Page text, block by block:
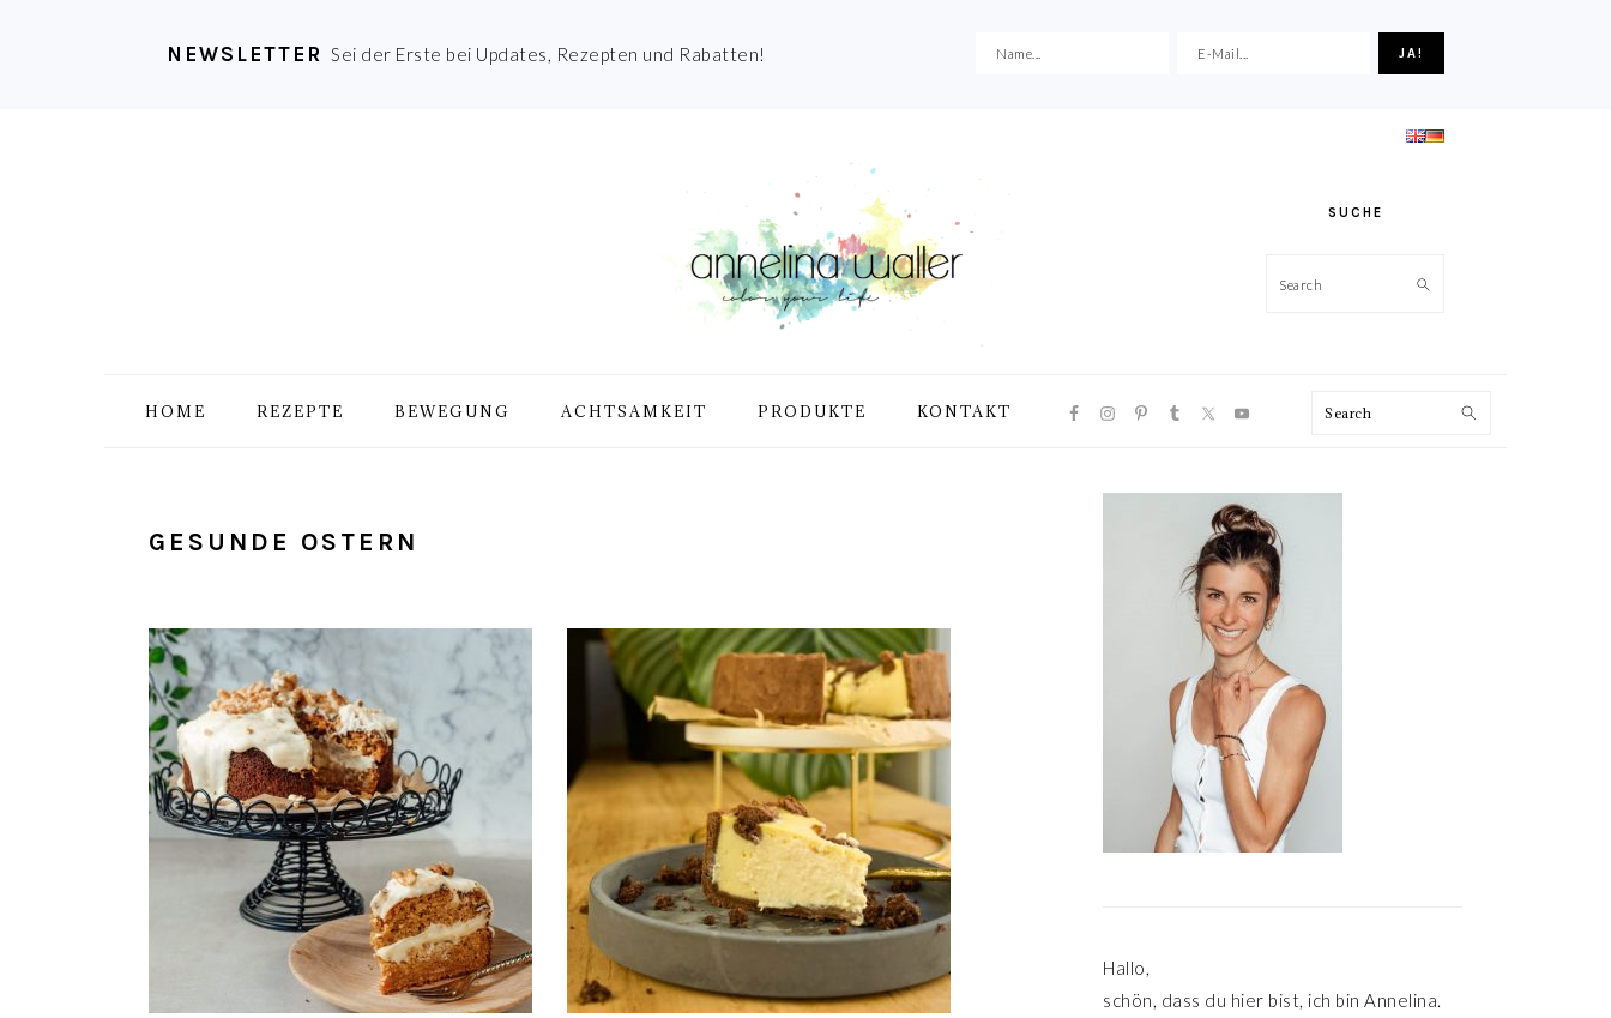
NEWSLETTER Sei der Erste bei Updates, Rezepten und Rabatten!
SUCHE
Search
HOME REZEPTE BEWEGUNG ACHTSAMKEIT PRODUKTE KONTAKT
NAVIGATION
ICONS
Search
GESUNDE OSTERN
SIDEBAR
Hallo,
schön, dass du hier bist, ich bin Annelina.